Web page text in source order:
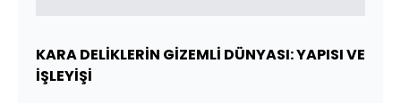
KARA DELİKLERİN GİZEMLİ DÜNYASI: YAPISI VE
İŞLEYİŞİ